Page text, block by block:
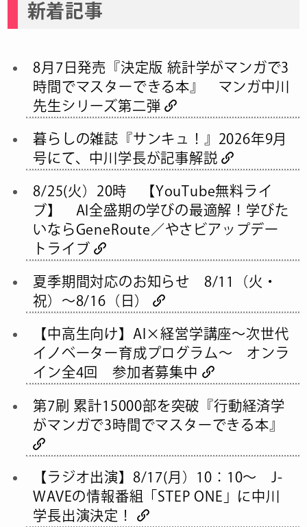
新着記事
8月7日発売『決定版 統計学がマンガで3
時間でマスターできる本』 マンガ中川
先生シリーズ第二弾
暮らしの雑誌『サンキュ！』2026年9月
号にて、中川学長が記事解説
8/25(火）20時 【YouTube無料ライ
ブ】 AI全盛期の学びの最適解！学びた
いならGeneRoute／やさビアップデー
トライブ
夏季期間対応のお知らせ 8/11（火・
祝）～8/16（日）
【中高生向け】AI×経営学講座～次世代
イノベーター育成プログラム～ オンラ
イン全4回 参加者募集中
第7刷 累計15000部を突破『行動経済学
がマンガで3時間でマスターできる本』
【ラジオ出演】8/17(月）10：10～ J-
WAVEの情報番組「STEP ONE」に中川
学長出演決定！